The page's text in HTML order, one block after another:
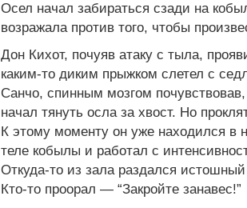
Осел начал забираться сзади на
возражала против того, чтобы
Дон Кихот, почуяв атаку с тыла,
каким-то диким прыжком слетел с
Санчо, спинным мозгом
начал тянуть осла за хвост. Но
К этому моменту он уже находился в
теле кобылы и работал с
Откуда-то из зала раздался истошный
Кто-то проорал — “Закройте занавес!”